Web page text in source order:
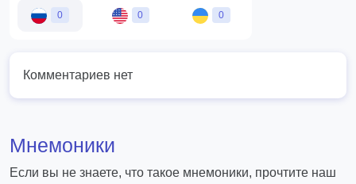
0 0 0
Комментариев нет
Мнемоники
Если вы не знаете, что такое мнемоники, прочтите наш